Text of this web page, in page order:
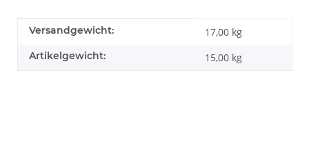
Produkteigenschaft
Wert
Versandgewicht: 17,00 kg
Artikelgewicht: 15,00 kg